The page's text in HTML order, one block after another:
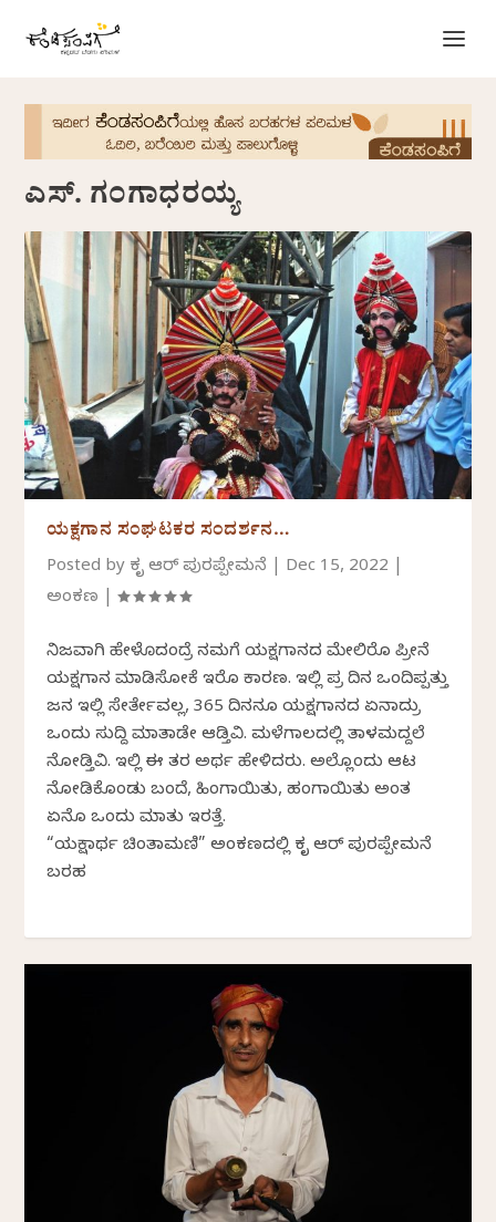
ಎಸ್. ಗಂಗಾಧರಯ್ಯ
ಯಕ್ಷಗಾನ ಸಂಘಟಕರ ಸಂದರ್ಶನ…
Posted by ಕೃತಿ ಆರ್ ಪುರಪ್ಪೇಮನೆ Dec 15, 2022
ಅಂಕಣ |
ನಿಜವಾಗಿ ಹೇಳೊದಂದ್ರೆ ನಮಗೆ ಯಕ್ಷಗಾನದ ಮೇಲಿರೊ ಪ್ರೀತಿನೆ
ಯಕ್ಷಗಾನ ಮಾಡಿಸೋಕೆ ಇರೊ ಕಾರಣ. ಇಲ್ಲಿ ಪ್ರತಿ ದಿನ ಒಂದಿಪ್ಪತ್ತು
ಜನ ಇಲ್ಲಿ ಸೇರ್ತೇವಲ್ಲ, 365 ದಿನನೂ ಯಕ್ಷಗಾನದ ಏನಾದ್ರು
ಒಂದು ಸುದ್ದಿ ಮಾತಾಡೇ ಆಡ್ತಿವಿ. ಮಳೆಗಾಲದಲ್ಲಿ ತಾಳಮದ್ದಲೆ
ನೋಡ್ತಿವಿ. ಇಲ್ಲಿ ಈ ತರ ಅರ್ಥ ಹೇಳಿದರು. ಅಲ್ಲೊಂದು ಆಟ
ನೋಡಿಕೊಂಡು ಬಂದೆ, ಹಿಂಗಾಯಿತು, ಹಂಗಾಯಿತು ಅಂತ
ಏನೊ ಒಂದು ಮಾತು ಇರತ್ತೆ.
“ಯಕ್ಷಾರ್ಥ ಚಿಂತಾಮಣಿ” ಅಂಕಣದಲ್ಲಿ ಕೃತಿ ಆರ್ ಪುರಪ್ಪೇಮನೆ
ಬರಹ